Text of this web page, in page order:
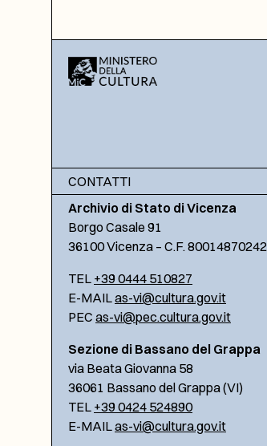
CONTATTI
Archivio di Stato di Vicenza
Borgo Casale 91
36100 Vicenza – C.F. 80014870242
TEL +39 0444 510827
E-MAILas-vi@cultura.gov.it
PEC as-vi@pec.cultura.gov.it
Sezione di Bassano del Grappa
via Beata Giovanna 58
36061 Bassano del Grappa (VI)
TEL +39 0424 524890
E-MAILas-vi@cultura.gov.it